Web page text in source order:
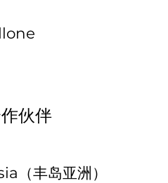
伙伴
（丰岛亚洲）